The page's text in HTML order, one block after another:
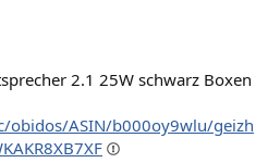
2.1 25W schwarz Boxen
obidos/ASIN/b000oy9wlu/geizh